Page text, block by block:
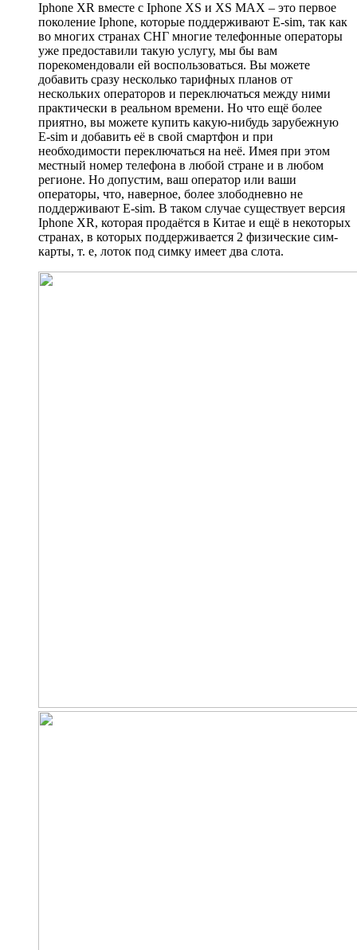
Iphone XR вместе с Iphone XS и XS MAX – это первое
поколение Iphone, которые поддерживают E-sim, так как
во многих странах СНГ многие телефонные операторы
уже предоставили такую услугу, мы бы вам
порекомендовали ей воспользоваться. Вы можете
добавить сразу несколько тарифных планов от
нескольких операторов и переключаться между ними
практически в реальном времени. Но что ещё более
приятно, вы можете купить какую-нибудь зарубежную
E-sim и добавить её в свой смартфон и при
необходимости переключаться на неё. Имея при этом
местный номер телефона в любой стране и в любом
регионе. Но допустим, ваш оператор или ваши
операторы, что, наверное, более злободневно не
поддерживают E-sim. В таком случае существует версия
Iphone XR, которая продаётся в Китае и ещё в некоторых
странах, в которых поддерживается 2 физические сим-
карты, т. е, лоток под симку имеет два слота.